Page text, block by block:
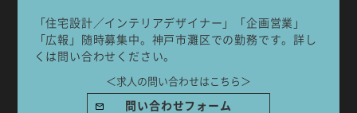
「住宅設計／インテリアデザイナー」「企画営業」
「広報」随時募集中。神戸市灘区での勤務です。詳し
くは問い合わせください。
＜求人の問い合わせはこちら＞
問い合わせフォーム
IDA DESIGN by 株式会社 IDA Company
兵庫県神戸市灘区水道筋6丁目7番18号 NK103ビル1F
TEL.078-861-2001（営業時間：09:00〜17:00 土日祝休み）